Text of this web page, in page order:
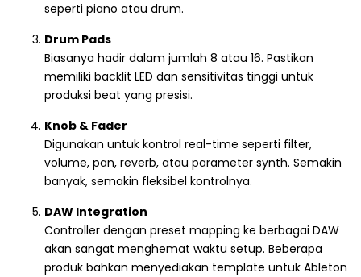
seperti piano atau drum.
Drum Pads
Biasanya hadir dalam jumlah 8 atau 16. Pastikan
memiliki backlit LED dan sensitivitas tinggi untuk
produksi beat yang presisi.
Knob & Fader
Digunakan untuk kontrol real-time seperti filter,
volume, pan, reverb, atau parameter synth. Semakin
banyak, semakin fleksibel kontrolnya.
DAW Integration
Controller dengan preset mapping ke berbagai DAW
akan sangat menghemat waktu setup. Beberapa
produk bahkan menyediakan template untuk Ableton